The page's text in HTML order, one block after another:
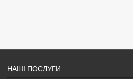
НАШІ ПОСЛУГИ